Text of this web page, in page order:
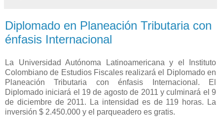
Diplomado en Planeación Tributaria con
énfasis Internacional
La Universidad Autónoma Latinoamericana y el Instituto
Colombiano de Estudios Fiscales realizará el Diplomado en
Planeación Tributaria con énfasis Internacional. El
Diplomado iniciará el 19 de agosto de 2011 y culminará el 9
de diciembre de 2011. La intensidad es de 119 horas. La
inversión $ 2.450.000 y el parqueadero es gratis.